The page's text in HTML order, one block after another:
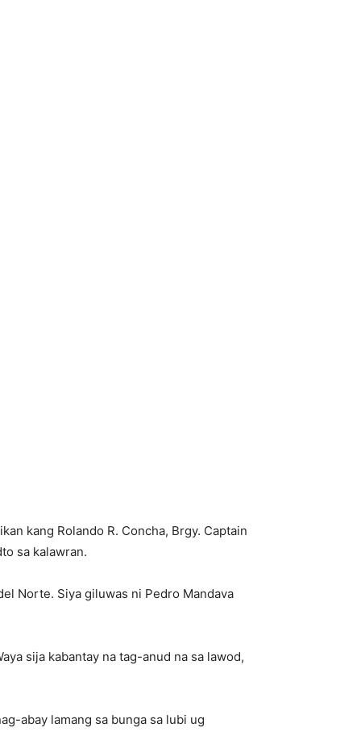
kang Rolando R. Concha, Brgy. Captain
sa kalawran.
Norte. Siya giluwas ni Pedro Mandava
sija kabantay na tag-anud na sa lawod,
abay lamang sa bunga sa lubi ug